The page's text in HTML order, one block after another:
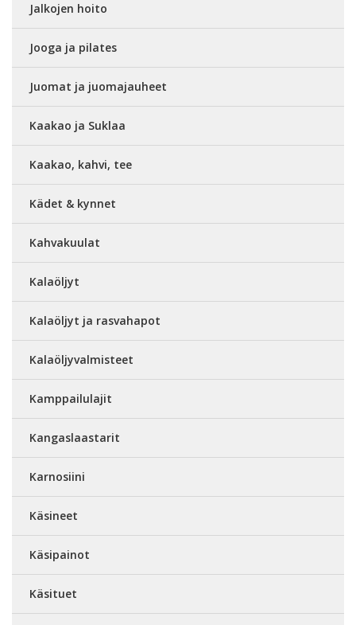
Jalkojen hoito
Jooga ja pilates
Juomat ja juomajauheet
Kaakao ja Suklaa
Kaakao, kahvi, tee
Kädet & kynnet
Kahvakuulat
Kalaöljyt
Kalaöljyt ja rasvahapot
Kalaöljyvalmisteet
Kamppailulajit
Kangaslaastarit
Karnosiini
Käsineet
Käsipainot
Käsituet